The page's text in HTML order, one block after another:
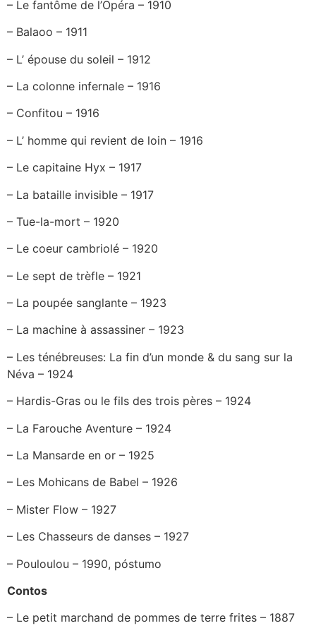
– Le fantôme de l’Opéra – 1910
– Balaoo – 1911
– L’ épouse du soleil – 1912
– La colonne infernale – 1916
– Confitou – 1916
– L’ homme qui revient de loin – 1916
– Le capitaine Hyx – 1917
– La bataille invisible – 1917
– Tue-la-mort – 1920
– Le coeur cambriolé – 1920
– Le sept de trèfle – 1921
– La poupée sanglante – 1923
– La machine à assassiner – 1923
– Les ténébreuses: La fin d’un monde & du sang sur la
Néva – 1924
– Hardis-Gras ou le fils des trois pères – 1924
– La Farouche Aventure – 1924
– La Mansarde en or – 1925
– Les Mohicans de Babel – 1926
– Mister Flow – 1927
– Les Chasseurs de danses – 1927
– Pouloulou – 1990, póstumo
Contos
– Le petit marchand de pommes de terre frites – 1887